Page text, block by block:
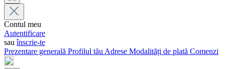
Contul meu
Autentificare
sauînscrie-te
Prezentare generală Profilul tău Adrese Modalități de plată Comenzi